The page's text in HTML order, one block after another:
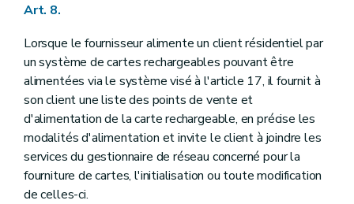
Art. 8.
Lorsque le fournisseur alimente un client résidentiel par
un système de cartes rechargeables pouvant être
alimentées via le système visé à l'article 17, il fournit à
son client une liste des points de vente et
d'alimentation de la carte rechargeable, en précise les
modalités d'alimentation et invite le client à joindre les
services du gestionnaire de réseau concerné pour la
fourniture de cartes, l'initialisation ou toute modification
de celles-ci.